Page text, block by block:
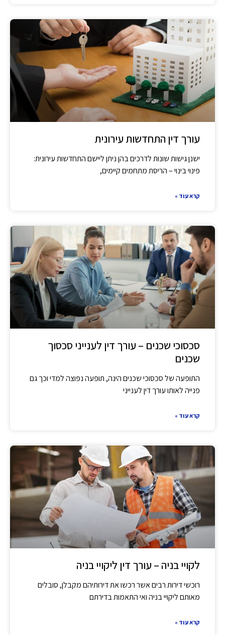
עורך דין התחדשות עירונית
ישנן גישות שונות לדרכים בהן ניתן ליישם התחדשות עירונית:
פינוי בינוי – הריסת מתחמים קיימים,
קרא עוד »
סכסוכי שכנים – עורך דין לענייני סכסוך
שכנים
התופעה של סכסוכי שכנים הינה, תופעה נפוצה למדי וכך גם
פנייה לאותו עורך דין לענייני
קרא עוד »
לקויי בניה – עורך דין ליקויי בניה
רוכשי דירות רבים אשר רכשו את דירותיהם מקבלן, סובלים
מאותם ליקויי בניה ואי התאמות בדירתם
קרא עוד »